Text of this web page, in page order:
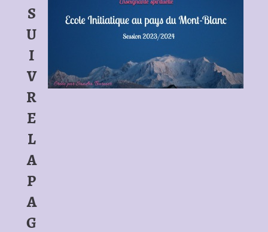
S
U
I
V
R
E
L
A
P
A
G